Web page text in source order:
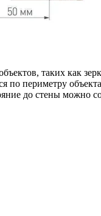
таких как
по периметру
до стены можно